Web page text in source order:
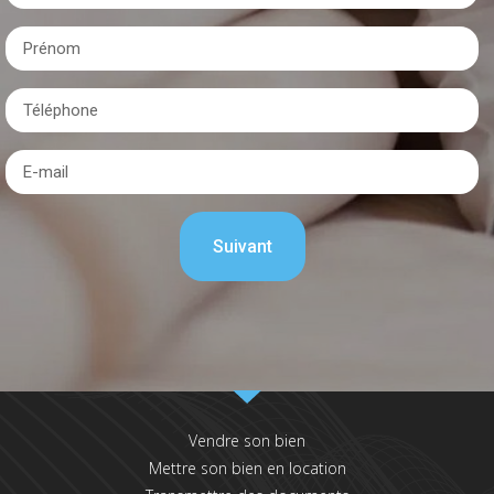
Vendre son bien
Mettre son bien en location